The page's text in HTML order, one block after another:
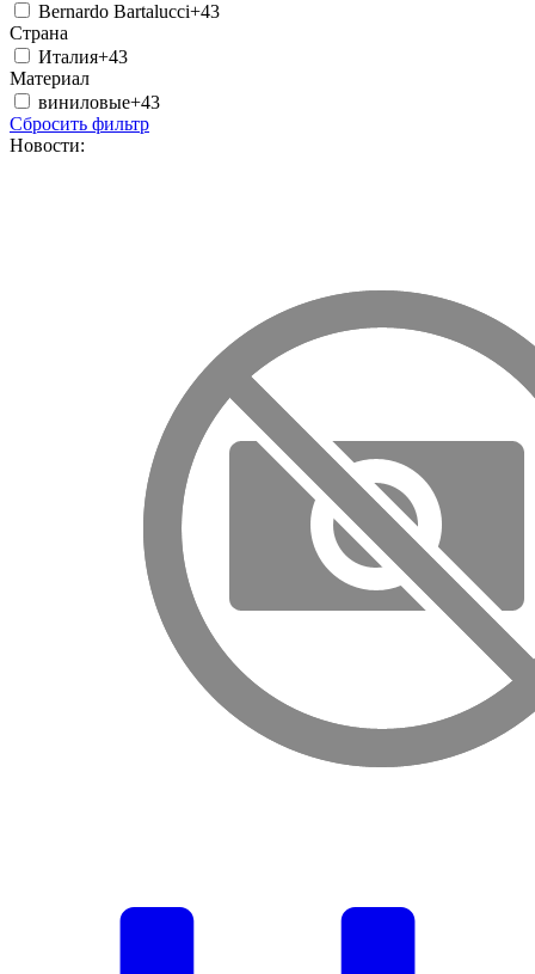
Bernardo Bartalucci+43
Страна
Италия+43
Материал
виниловые+43
Сбросить фильтр
Новости: